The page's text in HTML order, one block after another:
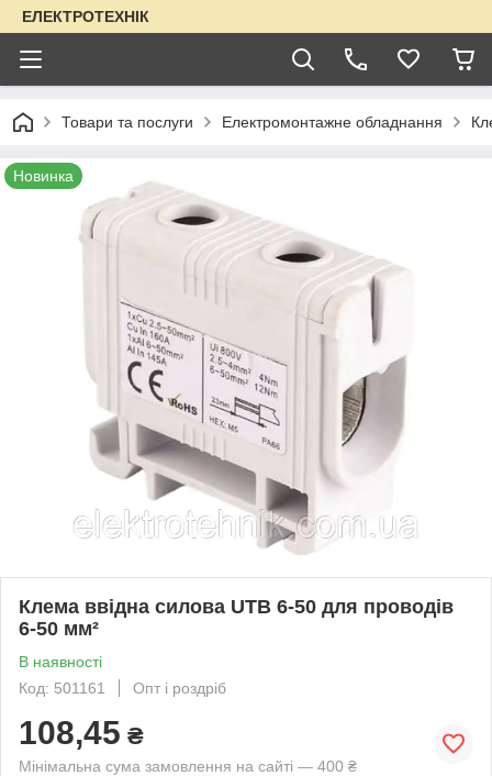
ЕЛЕКТРОТЕХНІК
Товари та послуги Електромонтажне обладнання
Новинка
Клема ввідна силова UTB 6-50 для проводів
6-50 мм²
В наявності
Код: 501161
Опт і роздріб
108,45 ₴
Мінімальна сума замовлення на сайті — 400 ₴